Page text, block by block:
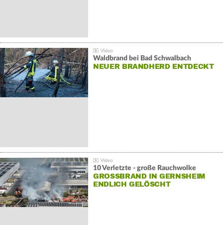
Waldbrand bei Bad Schwalbach
NEUER BRANDHERD ENTDECKT
10 Verletzte - große Rauchwolke
GROSSBRAND IN GERNSHEIM E
NDLICH GELÖSCHT